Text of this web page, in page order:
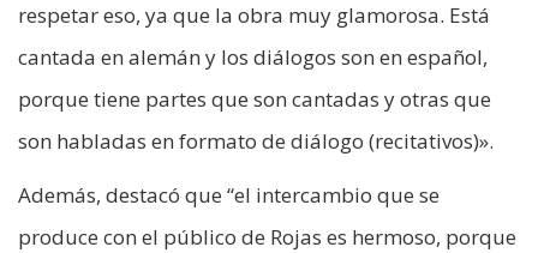
respetar eso, ya que la obra muy glamorosa. Está
cantada en alemán y los diálogos son en español,
porque tiene partes que son cantadas y otras que
son habladas en formato de diálogo (recitativos)».
Además, destacó que “el intercambio que se
produce con el público de Rojas es hermoso, porque